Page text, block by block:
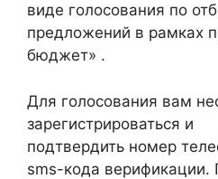
виде голосования по
предложений в рамках
бюджет» .
Для голосования вам
зарегистрироваться и
подтвердить номер
sms-кода верификации.